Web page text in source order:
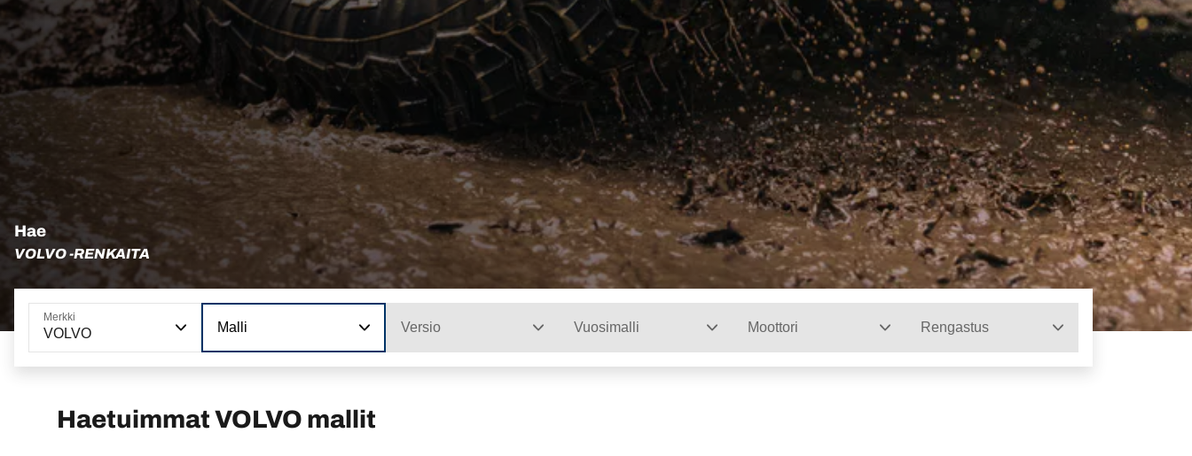
Hae
VOLVO -RENKAITA
Merkki
VOLVO Malli Versio Vuosimalli Moottori Rengastus
Haetuimmat VOLVO mallit